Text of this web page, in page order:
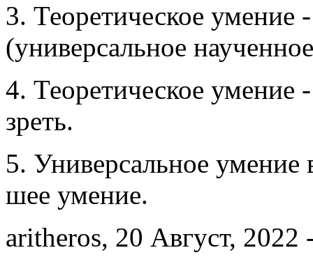
3. Теоретическое умение
(универсаль­ное
4. Теоретическое умение
зреть.
5. Универ­сальное умение
шее умение.
aritheros, 20 Август, 2022